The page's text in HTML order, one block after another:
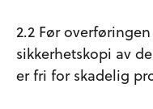
2.2 Før
sikkerhetskopi av
er fri for skadelig